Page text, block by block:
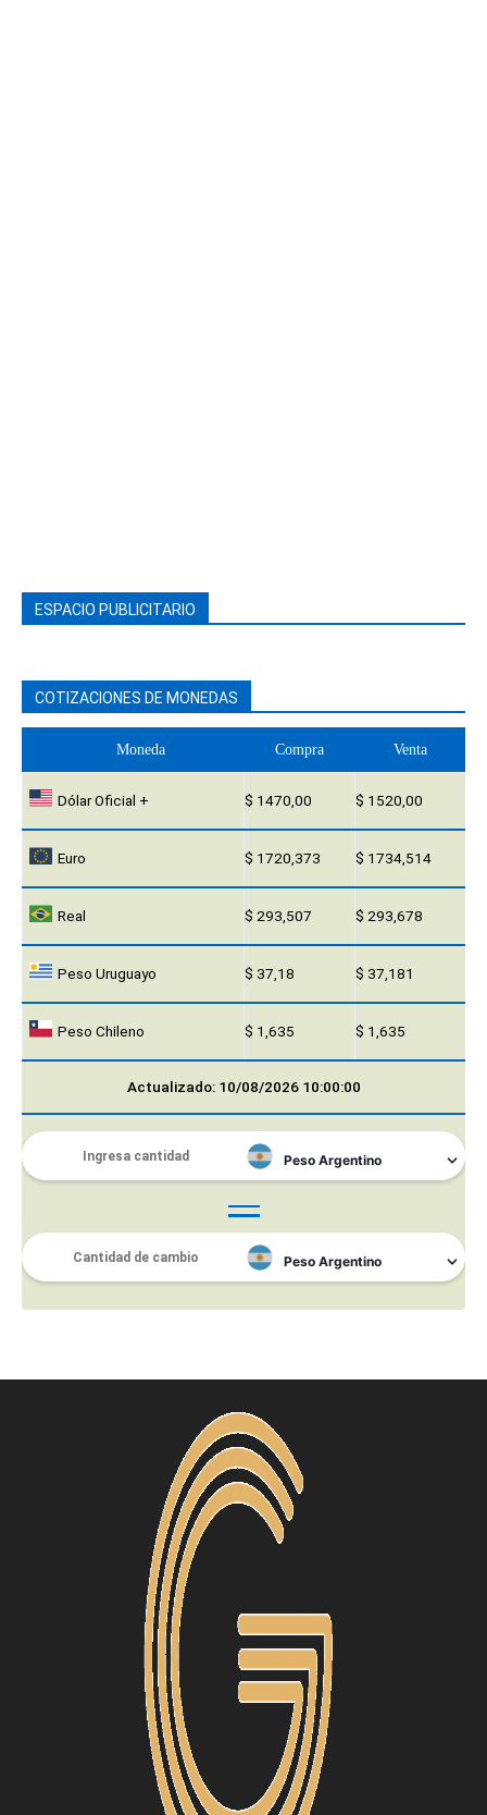
ESPACIO PUBLICITARIO
COTIZACIONES DE MONEDAS
Moneda Compra Venta
Dólar Oficial + $ 1470,00 $ 1520,00
Euro $ 1720,373 $ 1734,514
Real $ 293,507 $ 293,678
Peso Uruguayo $ 37,18 $ 37,181
Peso Chileno $ 1,635 $ 1,635
Actualizado: 10/08/2026 10:00:00